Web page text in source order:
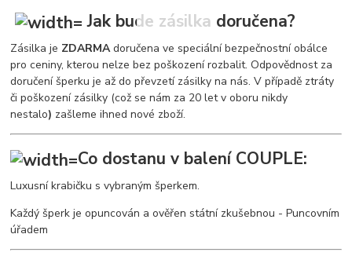
Jak bude zásilka doručena?
Zásilka je ZDARMAdoručena ve speciální bezpečnostní obálce
pro ceniny, kterou nelze bez poškození rozbalit. Odpovědnost za
doručení šperku je až do převzetí zásilky na nás. V případě ztráty
či poškození zásilky (což se nám za 20 let v oboru nikdy
nestalo) zašleme ihned nové zboží.
Co dostanu v balení COUPLE:
Luxusní krabičku s vybraným šperkem.
Každý šperk je opuncován a ověřen státní zkušebnou - Puncovním
úřadem